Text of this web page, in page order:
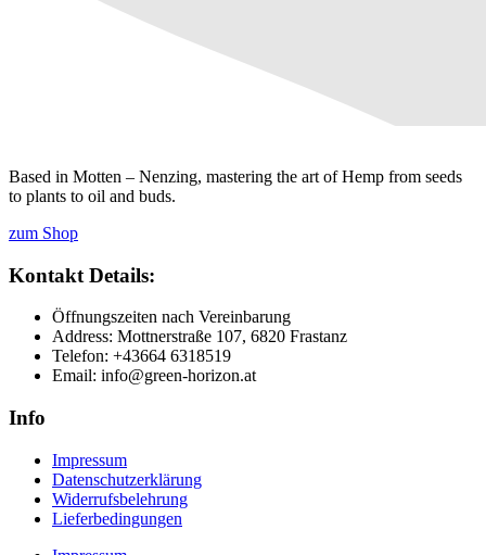
Based in Motten – Nenzing, mastering the art of Hemp from seeds
to plants to oil and buds.
zum Shop
Kontakt Details:
Öffnungszeiten nach Vereinbarung
Address: Mottnerstraße 107, 6820 Frastanz
Telefon: +43664 6318519
Email: info@green-horizon.at
Info
Impressum
Datenschutzerklärung
Widerrufsbelehrung
Lieferbedingungen